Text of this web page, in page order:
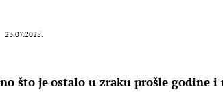
23.07.2025.
što je ostalo u zraku prošle godine i